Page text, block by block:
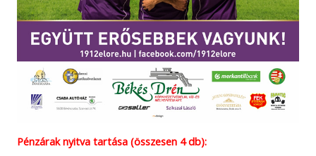
Pénzárak nyitva tartása (összesen 4 db):